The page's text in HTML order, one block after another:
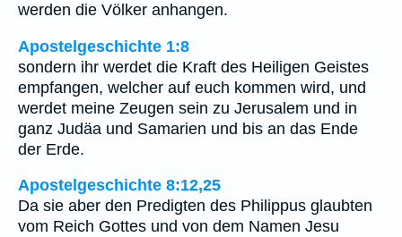
werden die Völker anhangen.
Apostelgeschichte 1:8
sondern ihr werdet die Kraft des Heiligen Geistes
empfangen, welcher auf euch kommen wird, und
werdet meine Zeugen sein zu Jerusalem und in
ganz Judäa und Samarien und bis an das Ende
der Erde.
Apostelgeschichte 8:12,25
Da sie aber den Predigten des Philippus glaubten
vom Reich Gottes und von dem Namen Jesu